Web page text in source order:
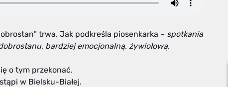
trwa. Jak podkreśla piosenkarka – spotkania
bardziej emocjonalną, żywiołową,
o tym przekonać.
w Bielsku-Białej.